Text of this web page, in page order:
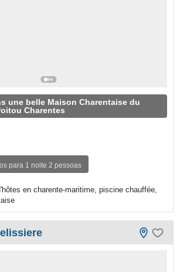
une belle Maison Charentaise du
Charentes
para 1 noite 2 pessoas
en charente-maritime, piscine chauffée,